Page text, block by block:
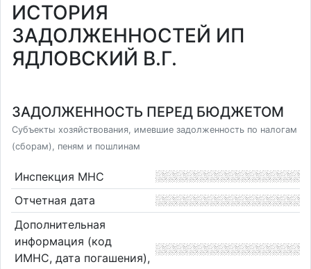
ИСТОРИЯ
ЗАДОЛЖЕННОСТЕЙ ИП
ЯДЛОВСКИЙ В.Г.
ЗАДОЛЖЕННОСТЬ ПЕРЕД БЮДЖЕТОМ
Субъекты хозяйствования, имевшие задолженность по налогам
(сборам), пеням и пошлинам
Инспекция МНС
Отчетная дата
Дополнительная
информация (код
ИМНС, дата погашения),